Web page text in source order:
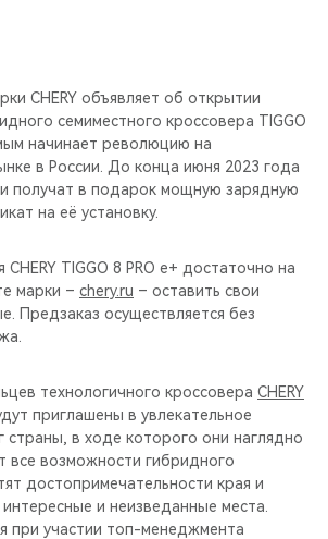
CHERY объявляет об открытии
семиместного кроссовера TIGGO
начинает революцию на
в России. До конца июня 2023 года
получат в подарок мощную зарядную
на её установку.
TIGGO 8 PRO e+ достаточно на
марки – chery.ru – оставить свои
Предзаказ осуществляется без
технологичного кроссовера CHERY
приглашены в увлекательное
страны, в ходе которого они наглядно
все возможности гибридного
достопримечательности края и
и неизведанные места.
при участии топ-менеджмента